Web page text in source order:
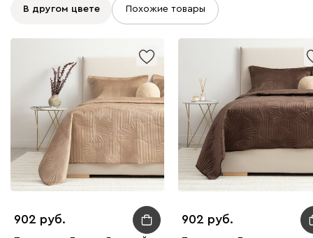
В другом цвете Похожие товары
902 902